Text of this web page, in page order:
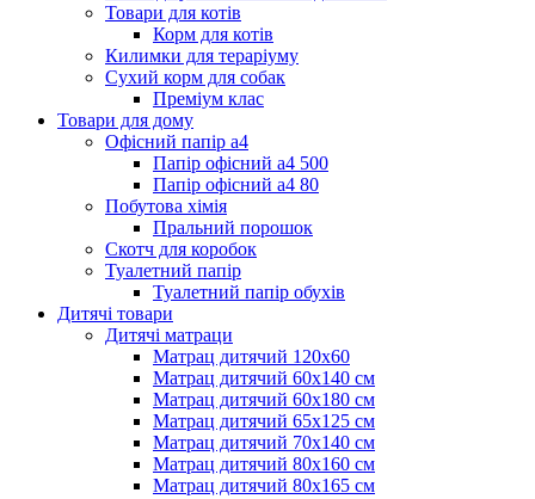
Товари для котів
Корм для котів
Килимки для тераріуму
Сухий корм для собак
Преміум клас
Товари для дому
Офісний папір а4
Папір офісний а4 500
Папір офісний а4 80
Побутова хімія
Пральний порошок
Скотч для коробок
Туалетний папір
Туалетний папір обухів
Дитячі товари
Дитячі матраци
Матрац дитячий 120х60
Матрац дитячий 60х140 см
Матрац дитячий 60х180 см
Матрац дитячий 65х125 см
Матрац дитячий 70х140 см
Матрац дитячий 80х160 см
Матрац дитячий 80х165 см